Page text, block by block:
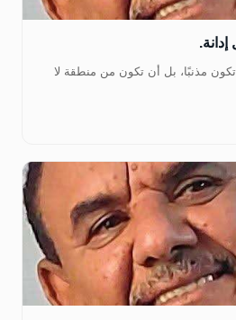
مذنبًا، بل أن تكون من منطقة لا